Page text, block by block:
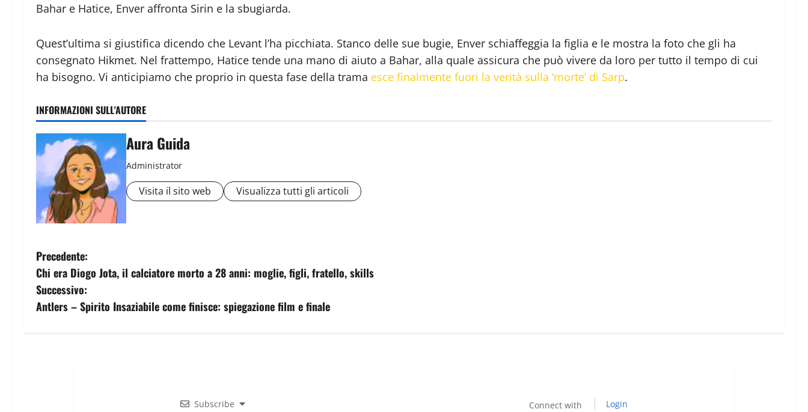
Bahar e Hatice, Enver affronta Sirin e la sbugiarda.
Quest’ultima si giustifica dicendo che Levant l’ha picchiata. Stanco delle sue bugie, Enver schiaffeggia la figlia e le mostra la foto che gli ha
consegnato Hikmet. Nel frattempo, Hatice tende una mano di aiuto a Bahar, alla quale assicura che può vivere da loro per tutto il tempo di cui
ha bisogno. Vi anticipiamo che proprio in questa fase della trama esce finalmente fuori la verità sulla ‘morte’ di Sarp.
INFORMAZIONI SULL'AUTORE
Aura Guida
Administrator
Visita il sito web Visualizza tutti gli articoli
Precedente:
Chi era Diogo Jota, il calciatore morto a 28 anni: moglie, figli, fratello, skills
Successivo:
Antlers – Spirito Insaziabile come finisce: spiegazione film e finale
Subscribe Connect with Login